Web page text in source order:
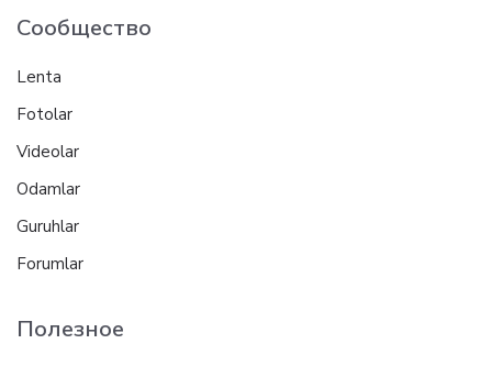
Сообщество
Lenta
Fotolar
Videolar
Odamlar
Guruhlar
Forumlar
Полезное